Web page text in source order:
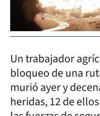
Un trabajador
bloqueo de una
murió ayer y
heridas, 12 de